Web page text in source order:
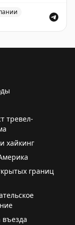
тревел-
хайкинг
границ